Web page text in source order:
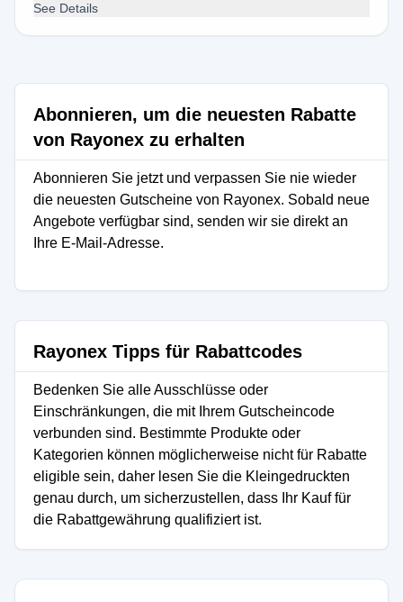
See Details
Abonnieren, um die neuesten Rabatte
von Rayonex zu erhalten
Abonnieren Sie jetzt und verpassen Sie nie wieder
die neuesten Gutscheine von Rayonex. Sobald neue
Angebote verfügbar sind, senden wir sie direkt an
Ihre E-Mail-Adresse.
Rayonex Tipps für Rabattcodes
Bedenken Sie alle Ausschlüsse oder
Einschränkungen, die mit Ihrem Gutscheincode
verbunden sind. Bestimmte Produkte oder
Kategorien können möglicherweise nicht für Rabatte
eligible sein, daher lesen Sie die Kleingedruckten
genau durch, um sicherzustellen, dass Ihr Kauf für
die Rabattgewährung qualifiziert ist.